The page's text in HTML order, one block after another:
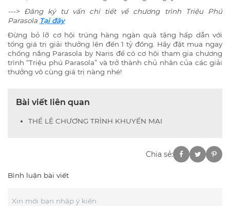
---> Đăng ký tư vấn chi tiết về chương trình Triệu Phú
Parasola Tại đây
Đừng bỏ lỡ cơ hội trúng hàng ngàn quà tặng hấp dẫn với
tổng giá trị giải thưởng lên đến 1 tỷ đồng. Hãy đặt mua ngay
chống nắng Parasola by Naris để có cơ hội tham gia chương
trình “Triệu phú Parasola” và trở thành chủ nhân của các giải
thưởng vô cùng giá trị nàng nhé!
Bài viết liên quan
THỂ LỆ CHƯƠNG TRÌNH KHUYẾN MẠI
Chia sẻ:
Bình luận bài viết